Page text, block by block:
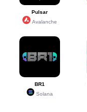
Pulsar
Avalanche
BR1
Solana